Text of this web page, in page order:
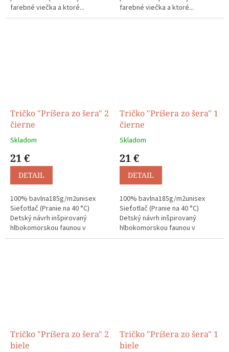
farebné viečka a ktoré...
farebné viečka a ktoré...
Tričko "Príšera zo šera" 2
čierne
Skladom
21 €
DETAIL
100% bavlna185g/m2unisex
Sieťotlač (Pranie na 40 °C)
Detský návrh inšpirovaný
hlbokomorskou faunou v
technike linorytu.
Tričko "Príšera zo šera" 1
čierne
Skladom
21 €
DETAIL
100% bavlna185g/m2unisex
Sieťotlač (Pranie na 40 °C)
Detský návrh inšpirovaný
hlbokomorskou faunou v
technike linorytu.
Tričko "Príšera zo šera" 2
biele
Tričko "Príšera zo šera" 1
biele